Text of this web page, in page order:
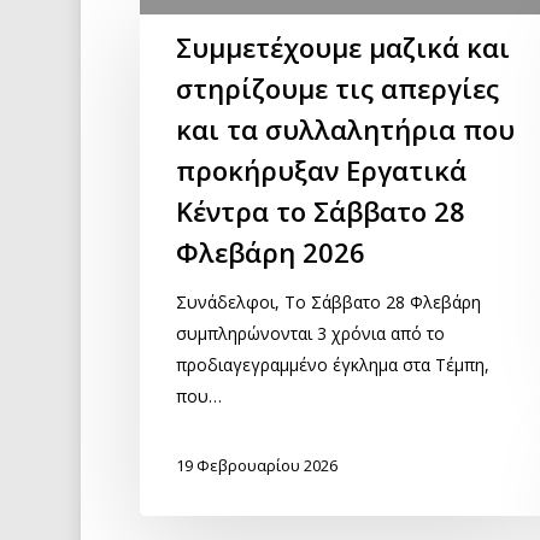
Συμμετέχουμε μαζικά και
στηρίζουμε τις απεργίες
και τα συλλαλητήρια που
προκήρυξαν Εργατικά
Κέντρα το Σάββατο 28
Φλεβάρη 2026
Συνάδελφοι, Το Σάββατο 28 Φλεβάρη
συμπληρώνονται 3 χρόνια από το
προδιαγεγραμμένο έγκλημα στα Τέμπη,
που…
19 Φεβρουαρίου 2026